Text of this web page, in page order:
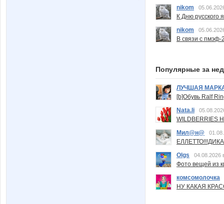
nikom
К Дню русского
nikom
В связи с пмэф-
Популярные за
ЛУЧШАЯ
[b]Обувь Ralf
Nata.li
Мил@н@
Olgs
04.08.2026
Фото вещей из
комсомолочка
НУ КАКАЯ